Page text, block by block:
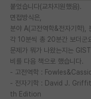
연구실(PI) 홍보 게시
석박사 채용 정보 게
임용 정보 게시판
학부 인턴 게시판
취업 게시판
붙었습니다(교차지원했음).
면접방식은,
분야 A(고전역학&전자기학),
각 10분씩 총 20분간 보더군
문제가 뭐가 나왔는지는
비를 다음 책으로 했습니다.
- 고전역학 :
- 전자기학 : David J.
th Edition